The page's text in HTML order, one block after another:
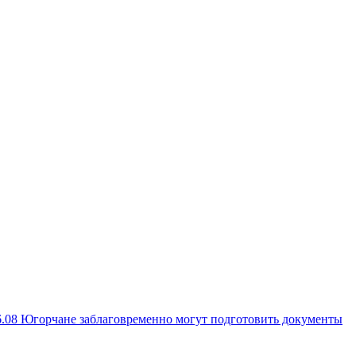
Югорчане заблаговременно могут подготовить документы